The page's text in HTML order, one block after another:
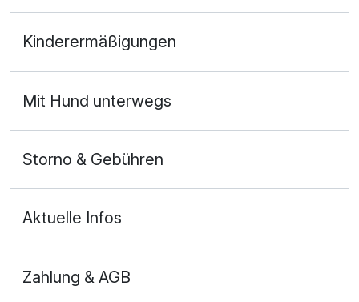
2 Erwachsene und 1 Kind
Kinderermäßigungen
Mit Hund unterwegs
Storno & Gebühren
Aktuelle Infos
Zahlung & AGB